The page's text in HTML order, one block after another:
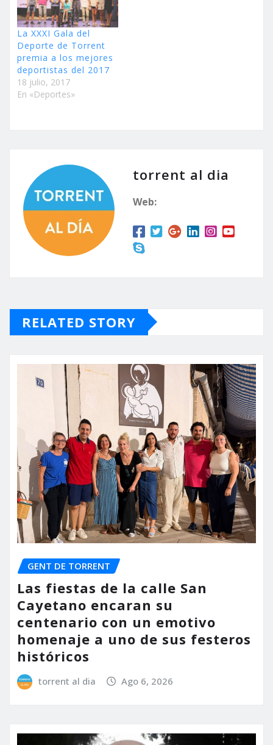
La XXXI Gala del
Deporte de Torrent
premia a los mejores
deportistas del 2017
18 julio, 2017
En «Deportes»
torrent al dia
Web:
RELATED STORY
GENT DE TORRENT
Las fiestas de la calle San
Cayetano encaran su
centenario con un emotivo
homenaje a uno de sus festeros
históricos
torrent al dia Ago 6, 2026